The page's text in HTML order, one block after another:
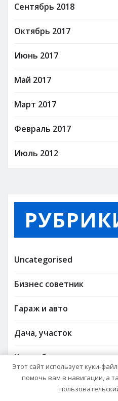
Сентябрь 2018
Октябрь 2017
Июнь 2017
Май 2017
Март 2017
Февраль 2017
Июль 2012
Uncategorised
Бизнес советник
Гараж и авто
Дача, участок
Как выбрать гаджет
Новости плюс
Этот сайт использует куки-
помочь вам в навигации, а